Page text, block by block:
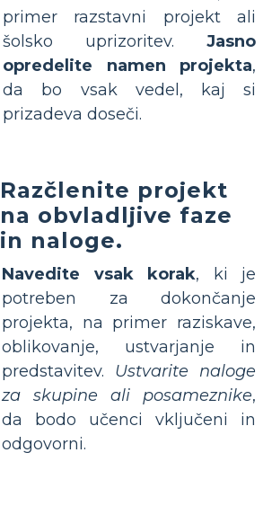
primer razstavni projekt ali
šolsko uprizoritev. Jasno
opredelite namen projekta,
da bo vsak vedel, kaj si
prizadeva doseči.
Razčlenite projekt
na obvladljive faze
in naloge.
Navedite vsak korak, ki je
potreben za dokončanje
projekta, na primer raziskave,
oblikovanje, ustvarjanje in
predstavitev. Ustvarite naloge
za skupine ali posameznike,
da bodo učenci vključeni in
odgovorni.